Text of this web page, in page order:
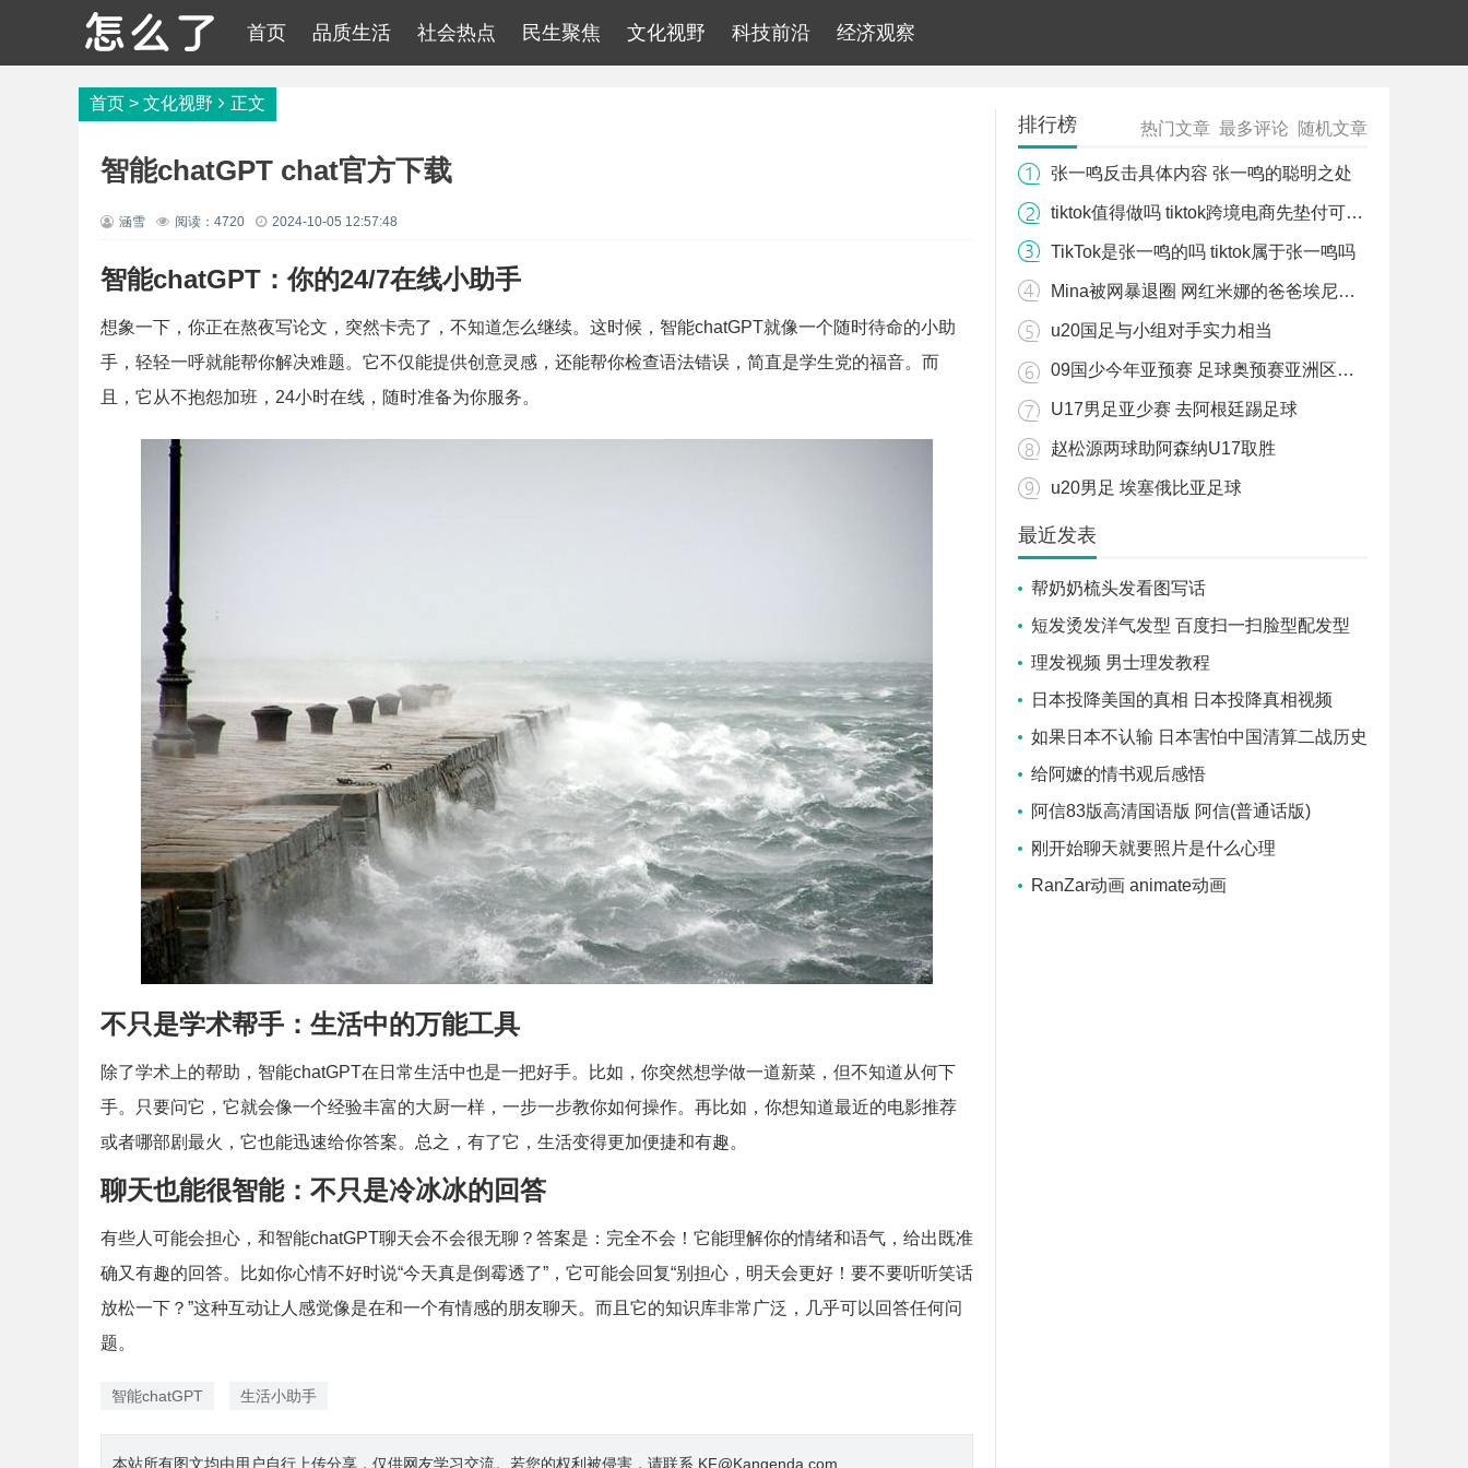
首页 品质生活 社会热点 民生聚焦 文化视野 科技前沿 经济观察
首页 > 文化视野 正文
智能chatGPT chat官方下载
涵雪 阅读：4720 2024-10-05 12:57:48
智能chatGPT：你的24/7在线小助手
想象一下，你正在熬夜写论文，突然卡壳了，不知道怎么继续。这时候，智能chatGPT就像一个随时待命的小助
手，轻轻一呼就能帮你解决难题。它不仅能提供创意灵感，还能帮你检查语法错误，简直是学生党的福音。而
且，它从不抱怨加班，24小时在线，随时准备为你服务。
不只是学术帮手：生活中的万能工具
除了学术上的帮助，智能chatGPT在日常生活中也是一把好手。比如，你突然想学做一道新菜，但不知道从何下
手。只要问它，它就会像一个经验丰富的大厨一样，一步一步教你如何操作。再比如，你想知道最近的电影推荐
或者哪部剧最火，它也能迅速给你答案。总之，有了它，生活变得更加便捷和有趣。
聊天也能很智能：不只是冷冰冰的回答
有些人可能会担心，和智能chatGPT聊天会不会很无聊？答案是：完全不会！它能理解你的情绪和语气，给出既准
确又有趣的回答。比如你心情不好时说“今天真是倒霉透了”，它可能会回复“别担心，明天会更好！要不要听听笑话
放松一下？”这种互动让人感觉像是在和一个有情感的朋友聊天。而且它的知识库非常广泛，几乎可以回答任何问
题。
智能chatGPT 生活小助手
本站所有图文均由用户自行上传分享，仅供网友学习交流。若您的权利被侵害，请联系 KF@Kangenda.com
排行榜 热门文章 最多评论 随机文章
张一鸣反击具体内容 张一鸣的聪明之处
tiktok值得做吗 tiktok跨境电商先垫付可靠吗
TikTok是张一鸣的吗 tiktok属于张一鸣吗
Mina被网暴退圈 网红米娜的爸爸埃尼斯个人资料
u20国足与小组对手实力相当
09国少今年亚预赛 足球奥预赛亚洲区赛程
U17男足亚少赛 去阿根廷踢足球
赵松源两球助阿森纳U17取胜
u20男足 埃塞俄比亚足球
最近发表
帮奶奶梳头发看图写话
短发烫发洋气发型 百度扫一扫脸型配发型
理发视频 男士理发教程
日本投降美国的真相 日本投降真相视频
如果日本不认输 日本害怕中国清算二战历史
给阿嬷的情书观后感悟
阿信83版高清国语版 阿信(普通话版)
刚开始聊天就要照片是什么心理
RanZar动画 animate动画